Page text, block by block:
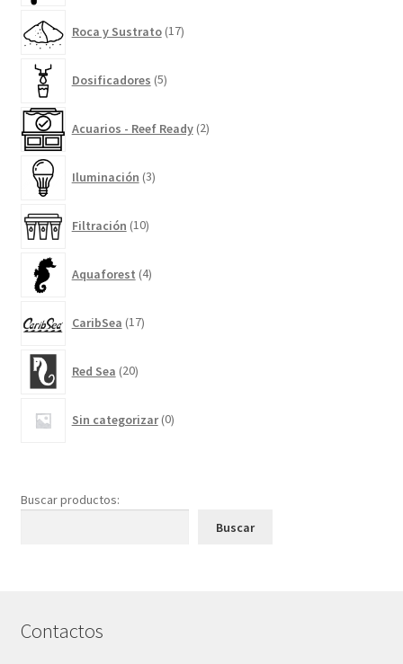
Roca y Sustrato 17productos
Dosificadores 5productos
Acuarios - Reef Ready 2productos
Iluminación 3productos
Filtración 10productos
Aquaforest 4productos
CaribSea 17productos
Red Sea 20productos
Sin categorizar 0productos
Buscar productos:
Buscar
Contactos